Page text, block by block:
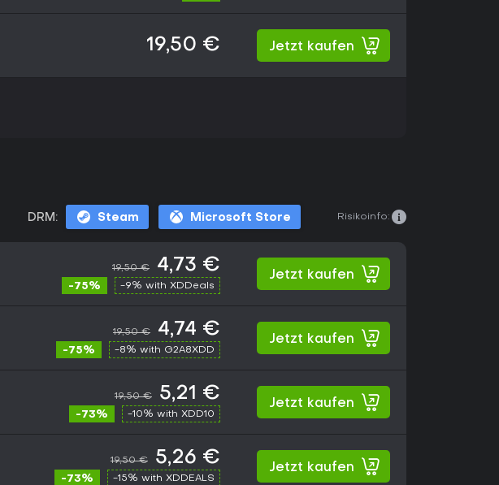
19,50 € Jetzt kaufen
DRM: Steam Microsoft Store Risikoinfo:
19,50 € 4,73 €
-75% -9% with XDDeals
Jetzt kaufen
19,50 € 4,74 €
-75% -8% with G2A8XDD
Jetzt kaufen
19,50 € 5,21 €
-73% -10% with XDD10
Jetzt kaufen
19,50 € 5,26 €
-73% -15% with XDDEALS
Jetzt kaufen